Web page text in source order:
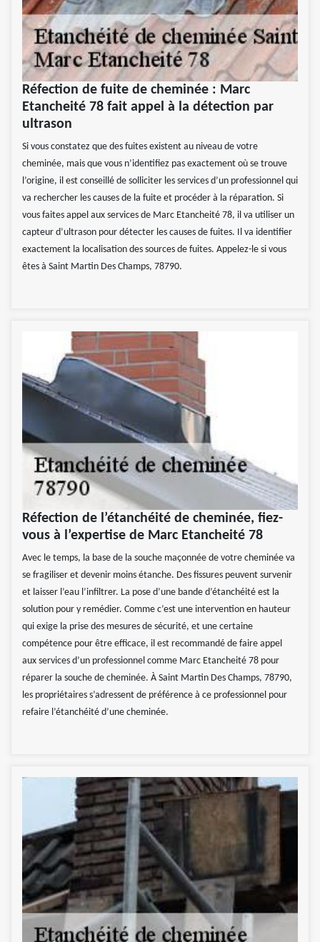
Réfection de fuite de cheminée : Marc
Etancheité 78 fait appel à la détection par
ultrason
Si vous constatez que des fuites existent au niveau de votre
cheminée, mais que vous n’identifiez pas exactement où se trouve
l’origine, il est conseillé de solliciter les services d’un professionnel qui
va rechercher les causes de la fuite et procéder à la réparation. Si
vous faites appel aux services de Marc Etancheité 78, il va utiliser un
capteur d’ultrason pour détecter les causes de fuites. Il va identifier
exactement la localisation des sources de fuites. Appelez-le si vous
êtes à Saint Martin Des Champs, 78790.
Réfection de l’étanchéité de cheminée, fiez-
vous à l’expertise de Marc Etancheité 78
Avec le temps, la base de la souche maçonnée de votre cheminée va
se fragiliser et devenir moins étanche. Des fissures peuvent survenir
et laisser l’eau l’infiltrer. La pose d’une bande d’étanchéité est la
solution pour y remédier. Comme c’est une intervention en hauteur
qui exige la prise des mesures de sécurité, et une certaine
compétence pour être efficace, il est recommandé de faire appel
aux services d’un professionnel comme Marc Etancheité 78 pour
réparer la souche de cheminée. À Saint Martin Des Champs, 78790,
les propriétaires s’adressent de préférence à ce professionnel pour
refaire l’étanchéité d’une cheminée.